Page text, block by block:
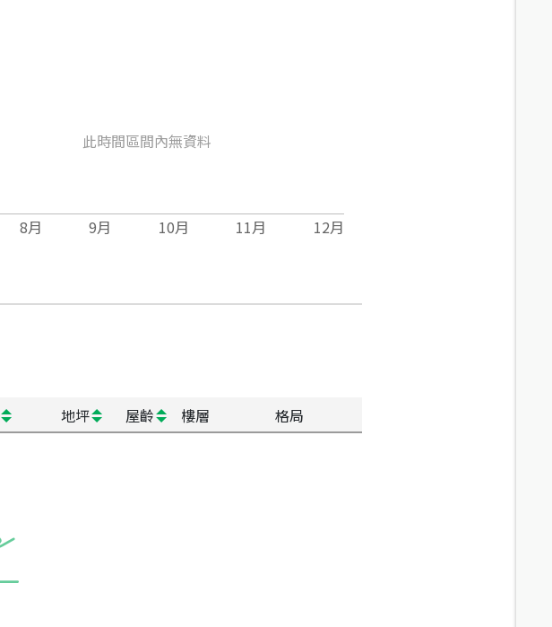
此時間區間內無資料
8月 9月 10月 11月 12月
地坪 屋齡 樓層 格局